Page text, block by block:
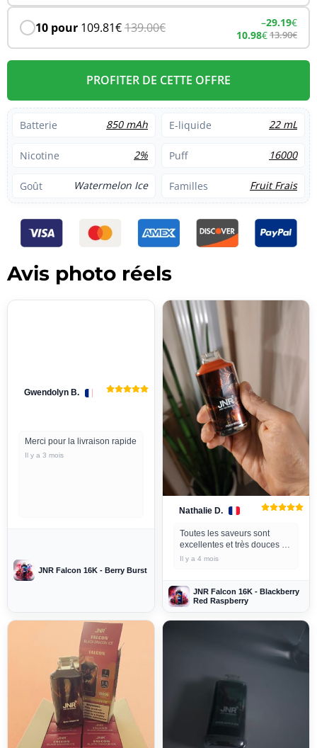
10 pour 109.81€139.00€ –29.19€
10.98€13.90€
PROFITER DE CETTE OFFRE
Batterie 850 mAh E-liquide 22 mL
Nicotine 2% Puff 16000
Goût Watermelon Ice Familles Fruit Frais
Avis photo réels
Gwendolyn B.
Merci pour la livraison rapide
Il y a 3 mois
JNR Falcon 16K - Berry Burst
Nathalie D.
Toutes les saveurs sont
excellentes et très douces et
la livraison est rapide.
Il y a 4 mois
JNR Falcon 16K - Blackberry
Red Raspberry